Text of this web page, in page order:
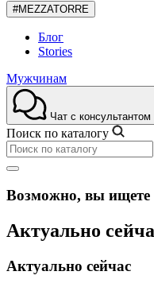
#MEZZATORRE
Блог
Stories
Мужчинам
Чат с консультантом
Поиск по каталогу
Возможно, вы ищете
Актуально
Актуально сейчас